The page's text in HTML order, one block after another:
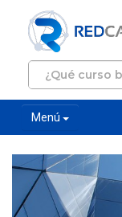
Menú